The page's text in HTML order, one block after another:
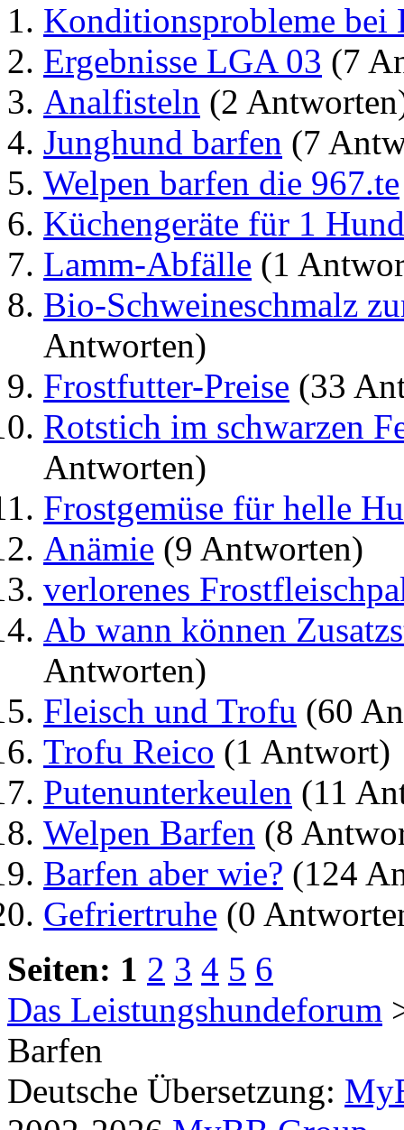
Konditionsprobleme bei
Ergebnisse LGA 03 (7
Analfisteln (2
Junghund barfen (7
Welpen barfen die 967.te
Küchengeräte für 1 Hund
Lamm-Abfälle (1
Bio-Schweineschmalz
Antworten)
Frostfutter-Preise (33
Rotstich im schwarzen
Antworten)
Frostgemüse für helle
Anämie (9 Antworten)
verlorenes
Ab wann können
Antworten)
Fleisch und Trofu (60
Trofu Reico (1 Antwort)
Putenunterkeulen (11
Welpen Barfen (8
Barfen aber wie? (124
Gefriertruhe (0
Seiten: 1 2 3 4 5 6
Das Leistungshundeforum
Barfen
Deutsche Übersetzung: